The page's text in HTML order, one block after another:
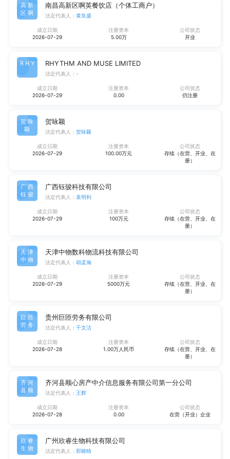
高新
区啊
南昌高新区啊英餐饮店（个体工商户）
法定代表人： 黄良盛
成立日期
2026-07-29
注册资本
5.00万
公司状态
开业
RHYT RHYTHM AND MUSE LIMITED
法定代表人： -
成立日期
2026-07-29
注册资本
0.00
公司状态
仍注册
贺咏
颖
贺咏颖
法定代表人： 贺咏颖
成立日期
2026-07-29
注册资本
100.00万元
公司状态
存续（在营、开业、在
册）
广西
钰骏
广西钰骏科技有限公司
法定代表人： 袁明利
成立日期
2026-07-29
注册资本
100万元
公司状态
存续（在营、开业、在
册）
天津
中物
天津中物数科物流科技有限公司
法定代表人： 胡孟瀚
成立日期
2026-07-29
注册资本
5000万元
公司状态
存续（在营、开业、在
册）
巨匝
劳务
贵州巨匝劳务有限公司
法定代表人： 干文洁
成立日期
2026-07-28
注册资本
1.00万人民币
公司状态
存续（在营、开业、在
册）
齐河
县顺
齐河县顺心房产中介信息服务有限公司第一分公司
法定代表人： 王辉
成立日期
2026-07-28
注册资本
0.00
公司状态
在营（开业）企业
欣睿
生物
广州欣睿生物科技有限公司
法定代表人： 郭晓晴